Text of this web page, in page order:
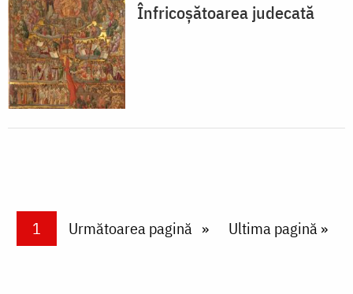
Înfricoșătoarea judecată
PaginareCurrent page
1 Next page
Următoarea pagină Last page
Ultima pagină »